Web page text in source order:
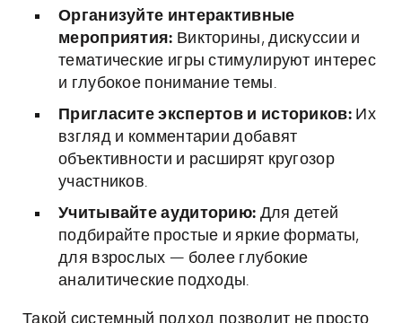
Организуйте интерактивные
мероприятия: Викторины, дискуссии и
тематические игры стимулируют интерес
и глубокое понимание темы.
Пригласите экспертов и историков:Их
взгляд и комментарии добавят
объективности и расширят кругозор
участников.
Учитывайте аудиторию: Для детей
подбирайте простые и яркие форматы,
для взрослых — более глубокие
аналитические подходы.
Такой системный подход позволит не просто